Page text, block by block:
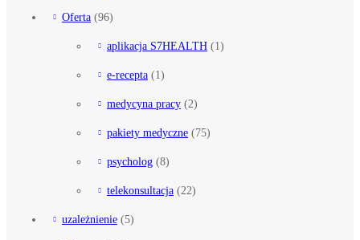
Oferta (96)
aplikacja S7HEALTH (1)
e-recepta (1)
medycyna pracy (2)
pakiety medyczne (75)
psycholog (8)
telekonsultacja (22)
uzależnienie (5)